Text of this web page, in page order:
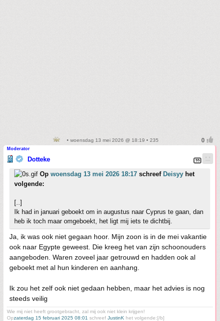
• woensdag 13 mei 2026 @ 18:19 • 235
Moderator
Dotteke
Op woensdag 13 mei 2026 18:17 schreef Deisyy het
volgende:
[..]
Ik had in januari geboekt om in augustus naar Cyprus te gaan, dan
heb ik toch maar omgeboekt, het ligt mij iets te dichtbij.
Ja, ik was ook niet gegaan hoor. Mijn zoon is in de mei vakantie
ook naar Egypte geweest. Die kreeg het van zijn schoonouders
aangeboden. Waren zoveel jaar getrouwd en hadden ook al
geboekt met al hun kinderen en aanhang.
Ik zou het zelf ook niet gedaan hebben, maar het advies is nog
steeds veilig
Wie mij niet heeft grootgebracht, zal mij ook niet klein krijgen!
Opzaterdag 15 februari 2025 08:01 schreef JustinK het volgende:[/b]